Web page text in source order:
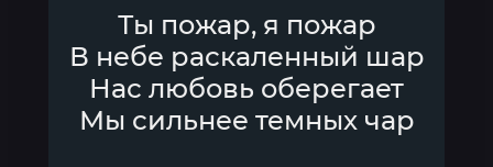
Ты пожар, я пожар
В небе раскаленный шар
Нас любовь оберегает
Мы сильнее темных чар